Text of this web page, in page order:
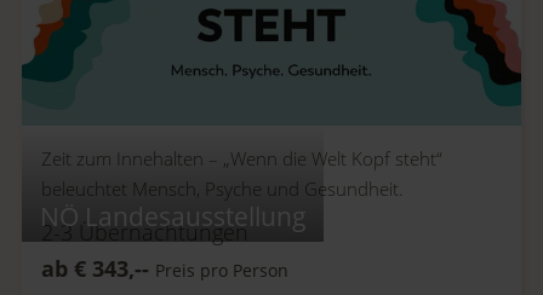
NÖ Landesausstellung
Zeit zum Innehalten – „Wenn die Welt Kopf steht“
beleuchtet Mensch, Psyche und Gesundheit.
2-3Übernachtungen
ab € 343,-- Preis pro Person